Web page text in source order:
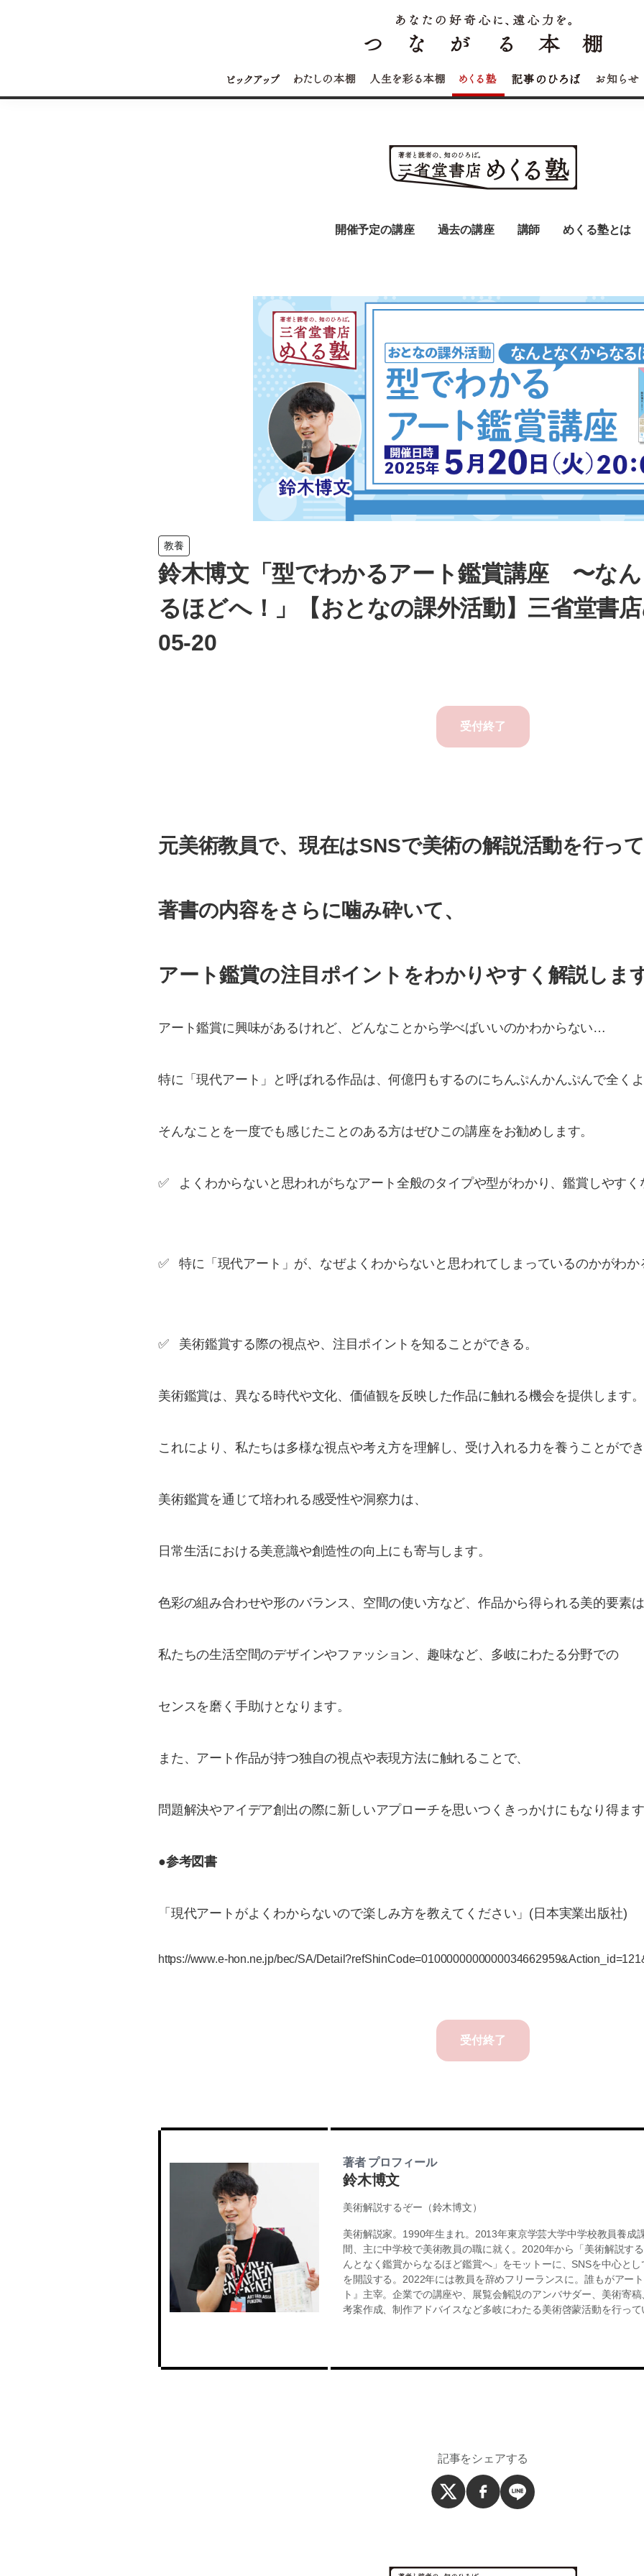
開催予定の講座 過去の講座 講師 めくる塾とは
教養
鈴木博文「型でわかるアート鑑賞講座 〜な
るほどへ！」【おとなの課外活動】三省堂書
05-20
受付終了
元美術教員で、現在はSNSで美術の解説活動を行って
著書の内容をさらに噛み砕いて、
アート鑑賞の注目ポイントをわかりやすく解説しま
アート鑑賞に興味があるけれど、どんなことから学べばいいのかわからない…
特に「現代アート」と呼ばれる作品は、何億円もするのにちんぷんかんぷんで全く
そんなことを一度でも感じたことのある方はぜひこの講座をお勧めします。
✅ よくわからないと思われがちなアート全般のタイプや型がわかり、鑑賞しやすく
✅ 特に「現代アート」が、なぜよくわからないと思われてしまっているのかがわか
✅ 美術鑑賞する際の視点や、注目ポイントを知ることができる。
美術鑑賞は、異なる時代や文化、価値観を反映した作品に触れる機会を提供します。​
これにより、私たちは多様な視点や考え方を理解し、受け入れる力を養うことができ
美術鑑賞を通じて培われる感受性や洞察力は、
日常生活における美意識や創造性の向上にも寄与します。
色彩の組み合わせや形のバランス、空間の使い方など、作品から得られる美的要素は
私たちの生活空間のデザインやファッション、趣味など、多岐にわたる分野での
センスを磨く手助けとなります。​
また、アート作品が持つ独自の視点や表現方法に触れることで、
問題解決やアイデア創出の際に新しいアプローチを思いつくきっかけにもなり得ます
●参考図書
「現代アートがよくわからないので楽しみ方を教えてください」(日本実業出版社)
https://www.e-hon.ne.jp/bec/SA/
受付終了
著者 プロフィール
鈴木博文
美術解説するぞー（鈴木博文）
美術解説家。1990年生まれ。2013年東京学芸大学中学校教員養成
間、主に中学校で美術教員の職に就く。2020年から「美術解説す
んとなく鑑賞からなるほど鑑賞へ」をモットーに、SNSを中心と
を開設する。2022年には教員を辞めフリーランスに。誰もがアー
ト』主宰。企業での講座や、展覧会解説のアンバサダー、美術寄
考案作成、制作アドバイスなど多岐にわたる美術啓蒙活動を行って
記事をシェアする